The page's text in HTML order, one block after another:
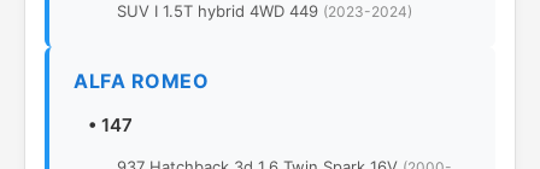
SUV I 1.5T hybrid 4WD 449 (2023-2024)
ALFA ROMEO
• 147